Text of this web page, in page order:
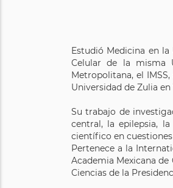
Estudió Medicina en
Celular de la misma
Metropolitana, el
Universidad de Zulia
Su trabajo de
central, la epilepsia,
científico en
Pertenece a la
Academia Mexicana
Ciencias de la